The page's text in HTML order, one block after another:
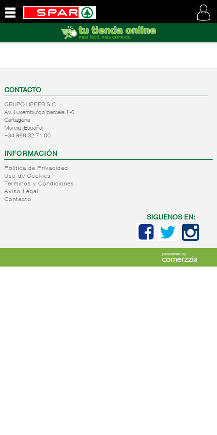
SOMOS
CONTACTO
GRUPO UPPER S.C.
Av. Luxemburgo parcela 1-6
Cartagena
Murcia (España)
+34 968 32 71 00
INFORMACIÓN
Política de Privacidad
Uso de Cookies
Terminos y Condiciones
Aviso Legal
Contacto
SIGUENOS EN: